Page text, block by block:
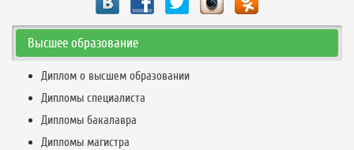
Высшее образование
Диплом о высшем образовании
Дипломы специалиста
Дипломы бакалавра
Дипломы магистра